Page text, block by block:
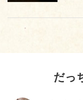
だっ